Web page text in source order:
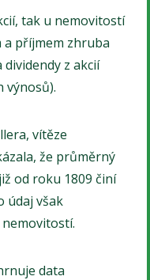
tak u nemovitostí
a příjmem zhruba
z akcií
výnosů).
vítěze
že průměrný
od roku 1809 činí
údaj však
data